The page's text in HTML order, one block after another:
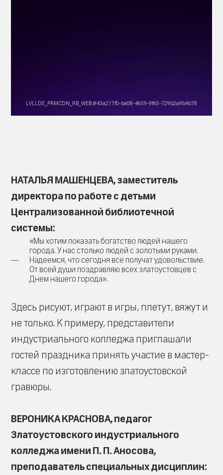
НАТАЛЬЯ МАШЕНЦЕВА, заместитель
директора по работе с детьми
Централизованной библиотечной
системы:
«Мы хотим показать богатство людей нашего
города. У нас столько людей с золотыми руками.
Надеемся, что сегодня все получат удовольствие.
От всей души поздравляю всех златоустовцев с
Днем нашего города».
Здесь рисуют, играют в игры, плетут, вяжут и
не только. К примеру, представители
индустриального колледжа приглашали
гостей праздника принять участие в мастер-
классе по изготовлению златоустовской
гравюры.
ВЕРОНИКА КРАСНОВА, педагог
Златоустовского индустриального
колледжа имени П. П. Аносова,
преподаватель специальных дисциплин: